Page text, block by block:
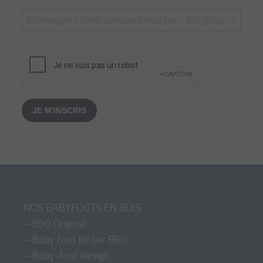
JE M'INSCRIS
NOS BABYFOOTS EN BOIS
– B90 Original
– Baby foot de bar B60
– Baby-foot design